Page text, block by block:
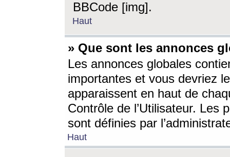
BBCode [img].
Haut
» Que sont les annonces
Les annonces globales
importantes et vous devriez
apparaissent en haut de
Contrôle de l’Utilisateur. Les
sont définies par
Haut